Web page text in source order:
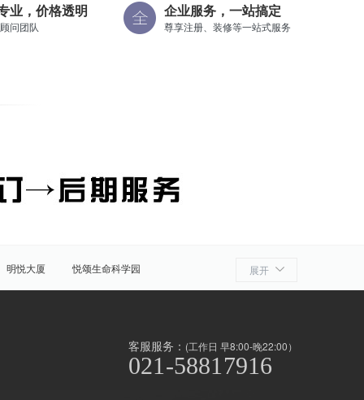
业，价格透明
问团队
企业服务，一站搞定
尊享注册、装修等一站式服务
展开
明悦大厦
悦颂生命科学园
胞产业园
ATLATL飞镖加速器
上海周边
前滩
世博滨江
客服服务： (工作日 早8:00-晚22:00）
021-58817916